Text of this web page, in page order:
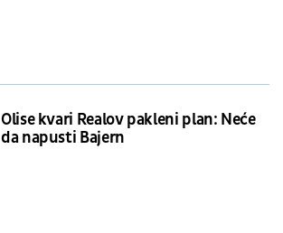
Olise kvari Realov pakleni plan: Neće
da napusti Bajern